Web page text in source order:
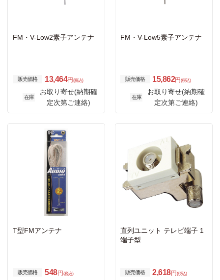
FM・V-Low2素子アンテナ
販売価格 13,464円 (税込)
在庫
お取り寄せ(納期確
定次第ご連絡)
FM・V-Low5素子アンテナ
販売価格 15,862円 (税込)
在庫
お取り寄せ(納期確
定次第ご連絡)
T型FMアンテナ
販売価格 548円 (税込)
直列ユニット テレビ端子 1
端子型
販売価格 2,618円 (税込)